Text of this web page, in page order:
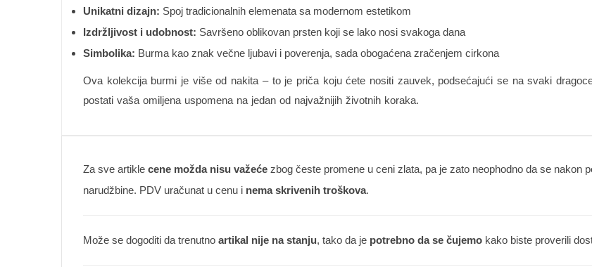
Unikatni dizajn: Spoj tradicionalnih elemenata sa modernom estetikom
Izdržljivost i udobnost: Savršeno oblikovan prsten koji se lako nosi svakoga dana
Simbolika: Burma kao znak večne ljubavi i poverenja, sada obogaćena zračenjem cirkona
Ova kolekcija burmi je više od nakita – to je priča koju ćete nositi zauvek, podsećajući se na svaki
postati vaša omiljena uspomena na jedan od najvažnijih životnih koraka.
Za sve artikle cene možda nisu važeće zbog česte promene u ceni zlata, pa je zato neophodno da se nakon
narudžbine. PDV uračunat u cenu i nema skrivenih troškova.
Može se dogoditi da trenutno artikal nije na stanju, tako da je potrebno da se čujemo kako biste proverili